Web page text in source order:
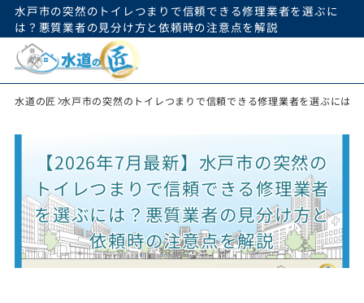
水戸市の突然のトイレつまりで信頼できる修理業者を選ぶに
は？悪質業者の見分け方と依頼時の注意点を解説
水道の匠 水戸市の突然のトイレつまりで信頼できる修理業者を選ぶには
【2026年7月最新】水戸市の突然の
トイレつまりで信頼できる修理業者
を選ぶには？悪質業者の見分け方と
依頼時の注意点を解説